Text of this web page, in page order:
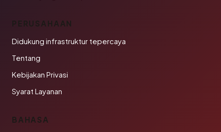
PERUSAHAAN
Didukung infrastruktur tepercaya
Tentang
Kebijakan Privasi
Syarat Layanan
BAHASA